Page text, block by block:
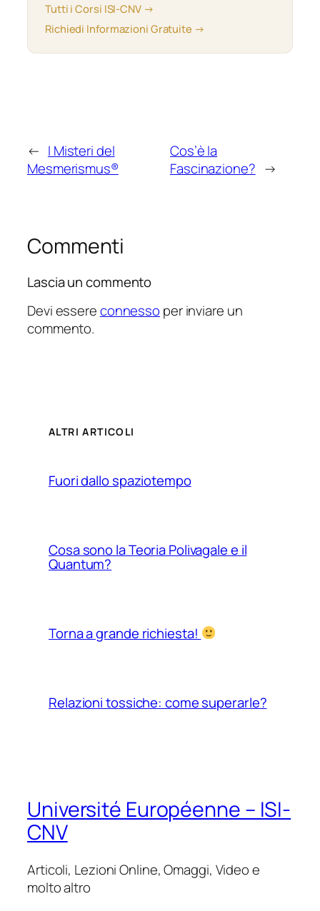
Tutti i Corsi ISI-CNV →
Richiedi Informazioni Gratuite →
← I Misteri del
Mesmerismus®
Cos’è la
Fascinazione? →
Commenti
Lascia un commento
Devi essereconnesso per inviare un
commento.
ALTRI ARTICOLI
Fuori dallo spaziotempo
Cosa sono la Teoria Polivagale e il
Quantum?
Torna a grande richiesta!
Relazioni tossiche: come superarle?
Université Européenne – ISI-
CNV
Articoli, Lezioni Online, Omaggi, Video e
molto altro